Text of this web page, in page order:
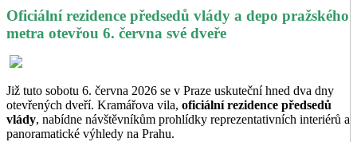
Oficiální rezidence předsedů vlády a depo pražského
metra otevřou 6. června své dveře
Již tuto sobotu 6. června 2026 se v Praze uskuteční hned dva dny
otevřených dveří. Kramářova vila, oficiální rezidence předsedů
vlády, nabídne návštěvníkům prohlídky reprezentativních interiérů a
panoramatické výhledy na Prahu.